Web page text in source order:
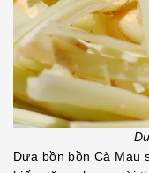
Dưa bồn bồn Cà Mau